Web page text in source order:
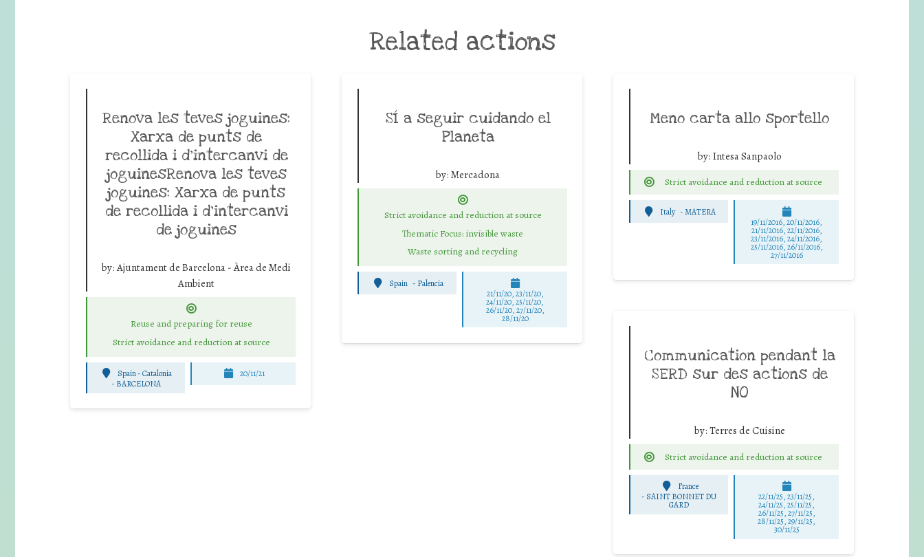
Related actions
Renova les teves joguines:
Xarxa de punts de
recollida i d’intercanvi de
joguinesRenova les teves
joguines: Xarxa de punts
de recollida i d’intercanvi
de joguines
by:Ajuntament de Barcelona - Àrea de Medi
Ambient
Reuse and preparing for reuse
Strict avoidance and reduction at source
Spain - Catalonia
- BARCELONA
20/11/21
SÍ a seguir cuidando el
Planeta
by: Mercadona
Strict avoidance and reduction at source
Thematic Focus: invisible waste
Waste sorting and recycling
Spain - Palencia
21/11/20, 23/11/20,
24/11/20, 25/11/20,
26/11/20, 27/11/20,
28/11/20
Meno carta allo sportello
by: Intesa Sanpaolo
Strict avoidance and reduction at source
Italy -MATERA
19/11/2016, 20/11/2016,
21/11/2016, 22/11/2016,
23/11/2016, 24/11/2016,
25/11/2016, 26/11/2016,
27/11/2016
Communication pendant la
SERD sur des actions de
NO
by: Terres de Cuisine
Strict avoidance and reduction at source
France
- SAINT BONNET DU
GARD
22/11/25,23/11/25,
24/11/25,25/11/25,
26/11/25,27/11/25,
28/11/25,29/11/25,
30/11/25